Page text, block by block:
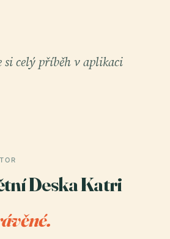
si celý příběh v aplikaci
Deska Katri